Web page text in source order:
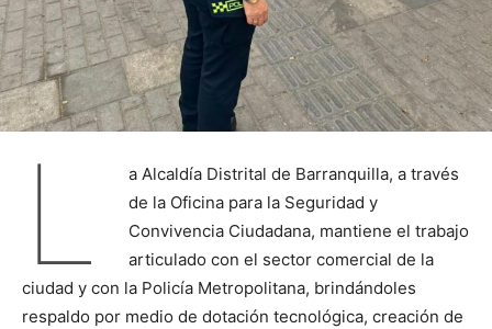
L
a Alcaldía Distrital de Barranquilla, a través
de la Oficina para la Seguridad y
Convivencia Ciudadana, mantiene el trabajo
articulado con el sector comercial de la
ciudad y con la Policía Metropolitana, brindándoles
respaldo por medio de dotación tecnológica, creación de